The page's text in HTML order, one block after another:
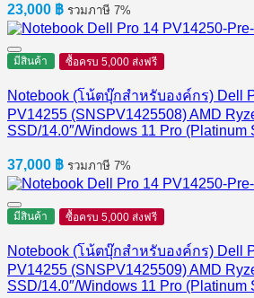
23,000 ฿ รวมภาษี 7%
มีสินค้า ซื้อครบ 5,000 ส่งฟรี
Notebook (โน้ตบุ๊กสำหรับองค์กร) Dell
PV14255 (SNSPV1425508) AMD
SSD/14.0″/Windows 11 Pro (Platinum
37,000 ฿ รวมภาษี 7%
มีสินค้า ซื้อครบ 5,000 ส่งฟรี
Notebook (โน้ตบุ๊กสำหรับองค์กร) Dell
PV14255 (SNSPV1425509) AMD
SSD/14.0″/Windows 11 Pro (Platinum